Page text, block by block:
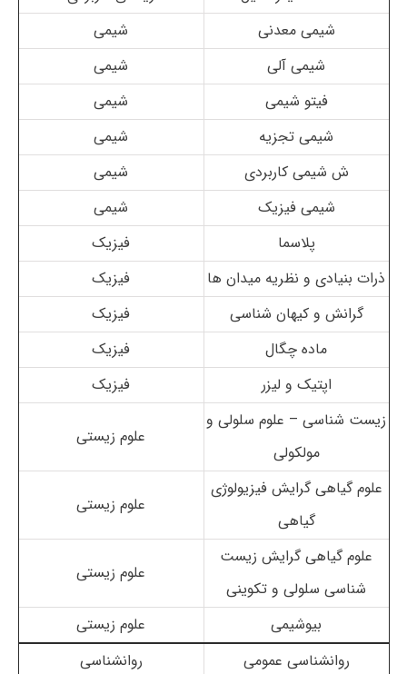
شیمی معدنی
شیمی
شیمی آلی
شیمی
فیتو شیمی
شیمی
شیمی تجزیه
شیمی
ش شیمی کاربردی
شیمی
شیمی فیزیک
شیمی
پلاسما
فیزیک
ذرات بنیادی و نظریه میدان ها
فیزیک
گرانش و کیهان شناسی
فیزیک
ماده چگال
فیزیک
اپتیک و لیزر
فیزیک
زیست شناسی – علوم سلولی و
مولکولی
علوم زیستی
علوم گیاهی گرایش فیزیولوژی
گیاهی
علوم زیستی
علوم گیاهی گرایش زیست
شناسی سلولی و تکوینی
علوم زیستی
بیوشیمی
علوم زیستی
روانشناسی عمومی
روانشناسی